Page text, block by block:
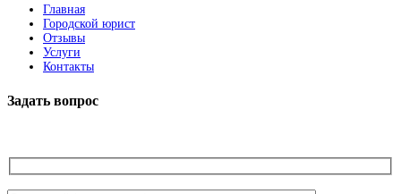
Главная
Городской юрист
Отзывы
Услуги
Контакты
Задать вопрос